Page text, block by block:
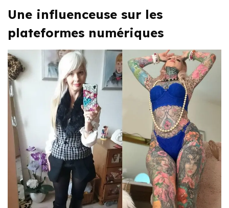
Une influenceuse sur les
plateformes numériques